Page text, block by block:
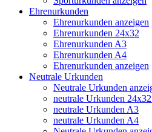
Ehrenurkunden
Ehrenurkunden anzeigen
Ehrenurkunden 24x32
Ehrenurkunden A3
Ehrenurkunden A4
Ehrenurkunden anzeigen
Neutrale Urkunden
Neutrale Urkunden
neutrale Urkunden
neutrale Urkunden A3
neutrale Urkunden A4